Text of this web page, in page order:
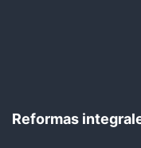
Reformas